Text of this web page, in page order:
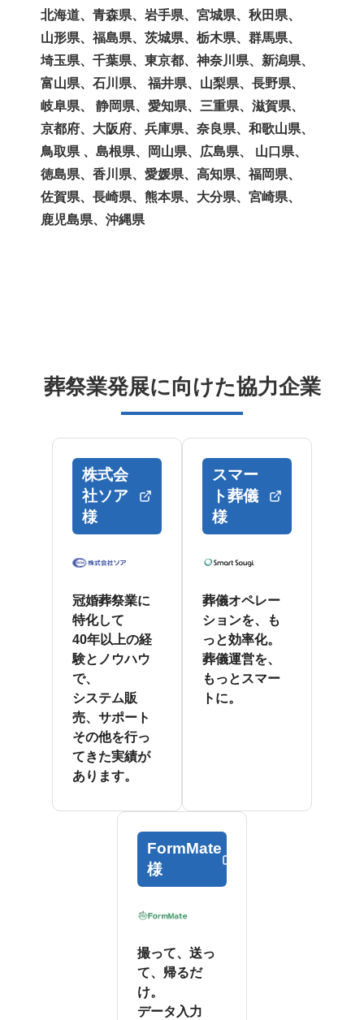
北海道、青森県、岩手県、宮城県、秋田県、
山形県、福島県、茨城県、栃木県、群馬県、
埼玉県、千葉県、東京都、神奈川県、新潟県、
富山県、石川県、 福井県、山梨県、長野県、
岐阜県、 静岡県、愛知県、三重県、滋賀県、
京都府、大阪府、兵庫県、奈良県、和歌山県、
鳥取県 、島根県、岡山県、広島県、 山口県、
徳島県、香川県、愛媛県、高知県、福岡県、
佐賀県、長崎県、熊本県、大分県、宮崎県、
鹿児島県、沖縄県
葬祭業発展に向けた協力企業
株式会
社ソア
様
冠婚葬祭業に
特化して
40年以上の経
験とノウハウ
で、
システム販
売、サポート
その他を行っ
てきた実績が
あります。
スマー
ト葬儀
様
葬儀オペレー
ションを、も
っと効率化。
葬儀運営を、
もっとスマー
トに。
FormMate
様
撮って、送っ
て、帰るだ
け。
データ入力